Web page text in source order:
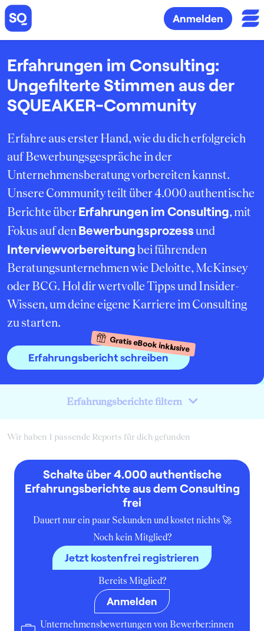
Anmelden
Erfahrungen im Consulting:
Ungefilterte Stimmen aus der
SQUEAKER-Community
Erfahre aus erster Hand, wie du dich erfolgreich
auf Bewerbungsgespräche in der
Unternehmensberatung vorbereiten kannst.
Unsere Community teilt über 4.000 authentische
Berichte überErfahrungen im Consulting, mit
Fokus auf den Bewerbungsprozessund
Interviewvorbereitungbei führenden
Beratungsunternehmen wie Deloitte, McKinsey
oder BCG. Hol dir wertvolle Tipps und Insider-
Wissen, um deine eigene Karriere im Consulting
zu starten.
Erfahrungsbericht schreiben
Gratis eBook inklusive
Erfahrungsberichte filtern
Wir haben 1 passende Reports für dich gefunden
4
Osram (Controlling/Accounting
Osram Korea Co. Ltd.)
Praktikant:in
Schalte über 4.000 authentische
Erfahrungsberichte aus dem Consulting
frei
Dauert nur ein paar Sekunden und kostet nichts 🚀
Noch kein Mitglied?
Jetzt kostenfrei registrieren
Bereits Mitglied?
Anmelden
Unternehmensbewertungen von Bewerber:innen